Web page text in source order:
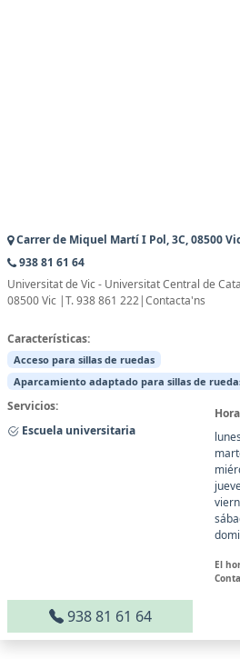
Carrer de Miquel Martí I Pol, 3C, 08500
938 81 61 64
Universitat de Vic - Universitat Central de
08500 Vic |T. 938 861 222|Contacta'ns
Características:
Acceso para sillas de ruedas
Aparcamiento adaptado para sillas de
Servicios:
Escuela universitaria
El
938 81 61 64